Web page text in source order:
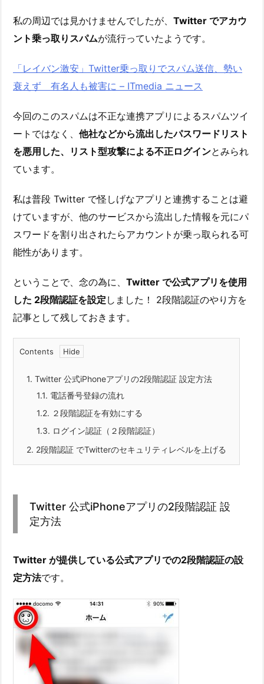
私の周辺では見かけませんでしたが、 Twitter でアカウ
ント乗っ取りスパムが流行っていたようです。
「レイバン激安」Twitter乗っ取りでスパム送信、勢い
衰えず 有名人も被害に – ITmedia ニュース
今回のこのスパムは不正な連携アプリによるスパムツイ
ートではなく、 他社などから流出したパスワードリスト
を悪用した、リスト型攻撃による不正ログインとみられ
ています。
私は普段 Twitter で怪しげなアプリと連携することは避
けていますが、他のサービスから流出した情報を元にパ
スワードを割り出されたらアカウントが乗っ取られる可
能性があります。
ということで、念の為に、 Twitter で公式アプリを使用
した 2段階認証を設定 しました！ 2段階認証のやり方を
記事として残しておきます。
Contents
1. Twitter 公式iPhoneアプリの2段階認証 設定方法
1.1. 電話番号登録の流れ
1.2. ２段階認証を有効にする
1.3. ログイン認証（２段階認証）
2. 2段階認証 でTwitterのセキュリティレベルを上げる
Twitter 公式iPhoneアプリの2段階認証 設
定方法
Twitter が提供している公式アプリでの2段階認証の設
定方法です。